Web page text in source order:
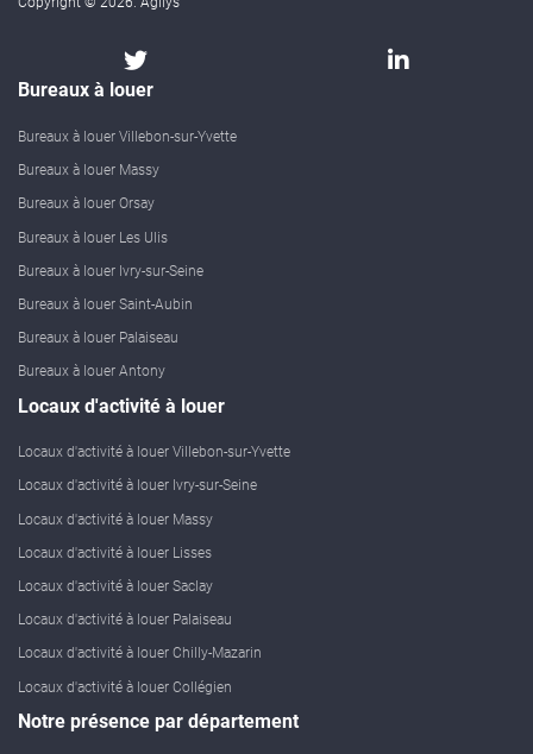
Bureaux à louer
Bureaux à louer Villebon-sur-Yvette
Bureaux à louer Massy
Bureaux à louer Orsay
Bureaux à louer Les Ulis
Bureaux à louer Ivry-sur-Seine
Bureaux à louer Saint-Aubin
Bureaux à louer Palaiseau
Bureaux à louer Antony
Locaux d'activité à louer
Locaux d'activité à louer Villebon-sur-Yvette
Locaux d'activité à louer Ivry-sur-Seine
Locaux d'activité à louer Massy
Locaux d'activité à louer Lisses
Locaux d'activité à louer Saclay
Locaux d'activité à louer Palaiseau
Locaux d'activité à louer Chilly-Mazarin
Locaux d'activité à louer Collégien
Notre présence par département